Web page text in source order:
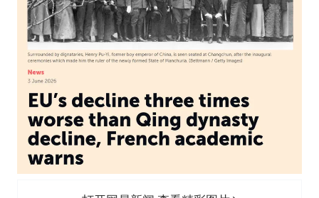
改名后的“青海拉面”店
东方之约 相约未来